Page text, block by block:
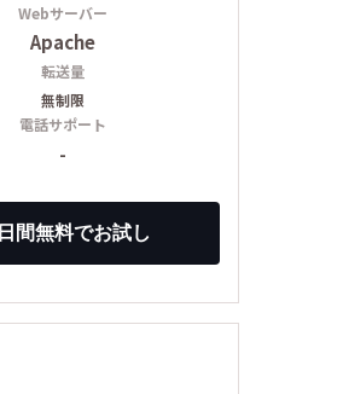
Webサーバー
Apache
転送量
無制限
電話サポート
-